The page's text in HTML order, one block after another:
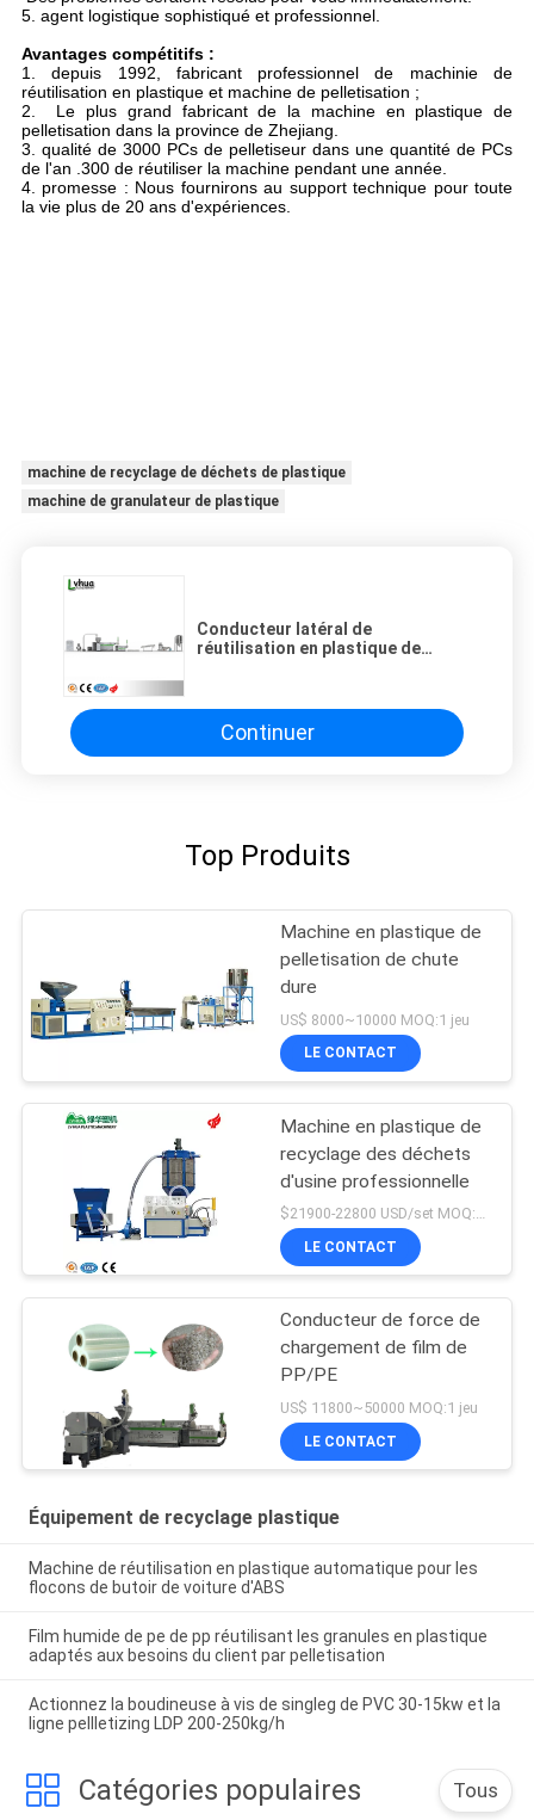
5. agent logistique sophistiqué et professionnel.
Avantages compétitifs :
1. depuis 1992, fabricant professionnel de machinie de
réutilisation en plastique et machine de pelletisation ;
2. Le plus grand fabricant de la machine en plastique de
pelletisation dans la province de Zhejiang.
3. qualité de 3000 PCs de pelletiseur dans une quantité de PCs
de l'an .300 de réutiliser la machine pendant une année.
4. promesse : Nous fournirons au support technique pour toute
la vie plus de 20 ans d'expériences.
machine de recyclage de déchets de plastique
machine de granulateur de plastique
Conducteur latéral de
réutilisation en plastique de
Continuer
Top Produits
Machine en plastique de
pelletisation de chute
dure
US$ 8000~10000 MOQ:1 jeu
LE CONTACT
Machine en plastique de
recyclage des déchets
d'usine professionnelle
$21900-22800 USD/set MOQ:1 jeu
LE CONTACT
Conducteur de force de
chargement de film de
PP/PE
US$ 11800~50000 MOQ:1 jeu
LE CONTACT
Équipement de recyclage plastique
Machine de réutilisation en plastique automatique pour les
flocons de butoir de voiture d'ABS
Film humide de pe de pp réutilisant les granules en plastique
adaptés aux besoins du client par pelletisation
Actionnez la boudineuse à vis de singleg de PVC 30-15kw et la
ligne pellletizing LDP 200-250kg/h
Catégories populaires Tous